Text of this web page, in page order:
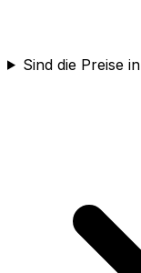
Sind die Preise